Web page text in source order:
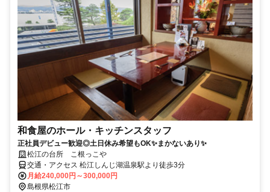
和食屋のホール・キッチンスタッフ
正社員デビュー歓迎◎土日休み希望もOK✨まかないあり✨
松江の台所 こ根っこや
交通・アクセス 松江しんじ湖温泉駅より徒歩3分
月給240,000円～300,000円
島根県松江市